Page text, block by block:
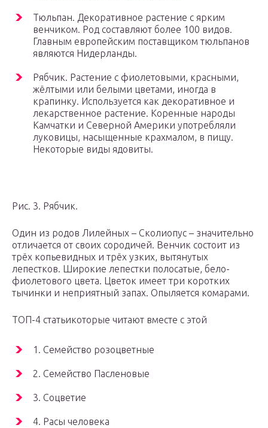
Тюльпан. Декоративное растение с ярким
венчиком. Род составляют более 100 видов.
Главным европейским поставщиком тюльпанов
являются Нидерланды.
Рябчик. Растение с фиолетовыми, красными,
жёлтыми или белыми цветами, иногда в
крапинку. Используется как декоративное и
лекарственное растение. Коренные народы
Камчатки и Северной Америки употребляли
луковицы, насыщенные крахмалом, в пищу.
Некоторые виды ядовиты.
Рис. 3. Рябчик.
Один из родов Лилейных – Сколиопус – значительно
отличается от своих сородичей. Венчик состоит из
трёх копьевидных и трёх узких, вытянутых
лепестков. Широкие лепестки полосатые, бело-
фиолетового цвета. Цветок имеет три коротких
тычинки и неприятный запах. Опыляется комарами.
ТОП-4 статьикоторые читают вместе с этой
1. Семейство розоцветные
2. Семейство Пасленовые
3. Соцветие
4. Расы человека